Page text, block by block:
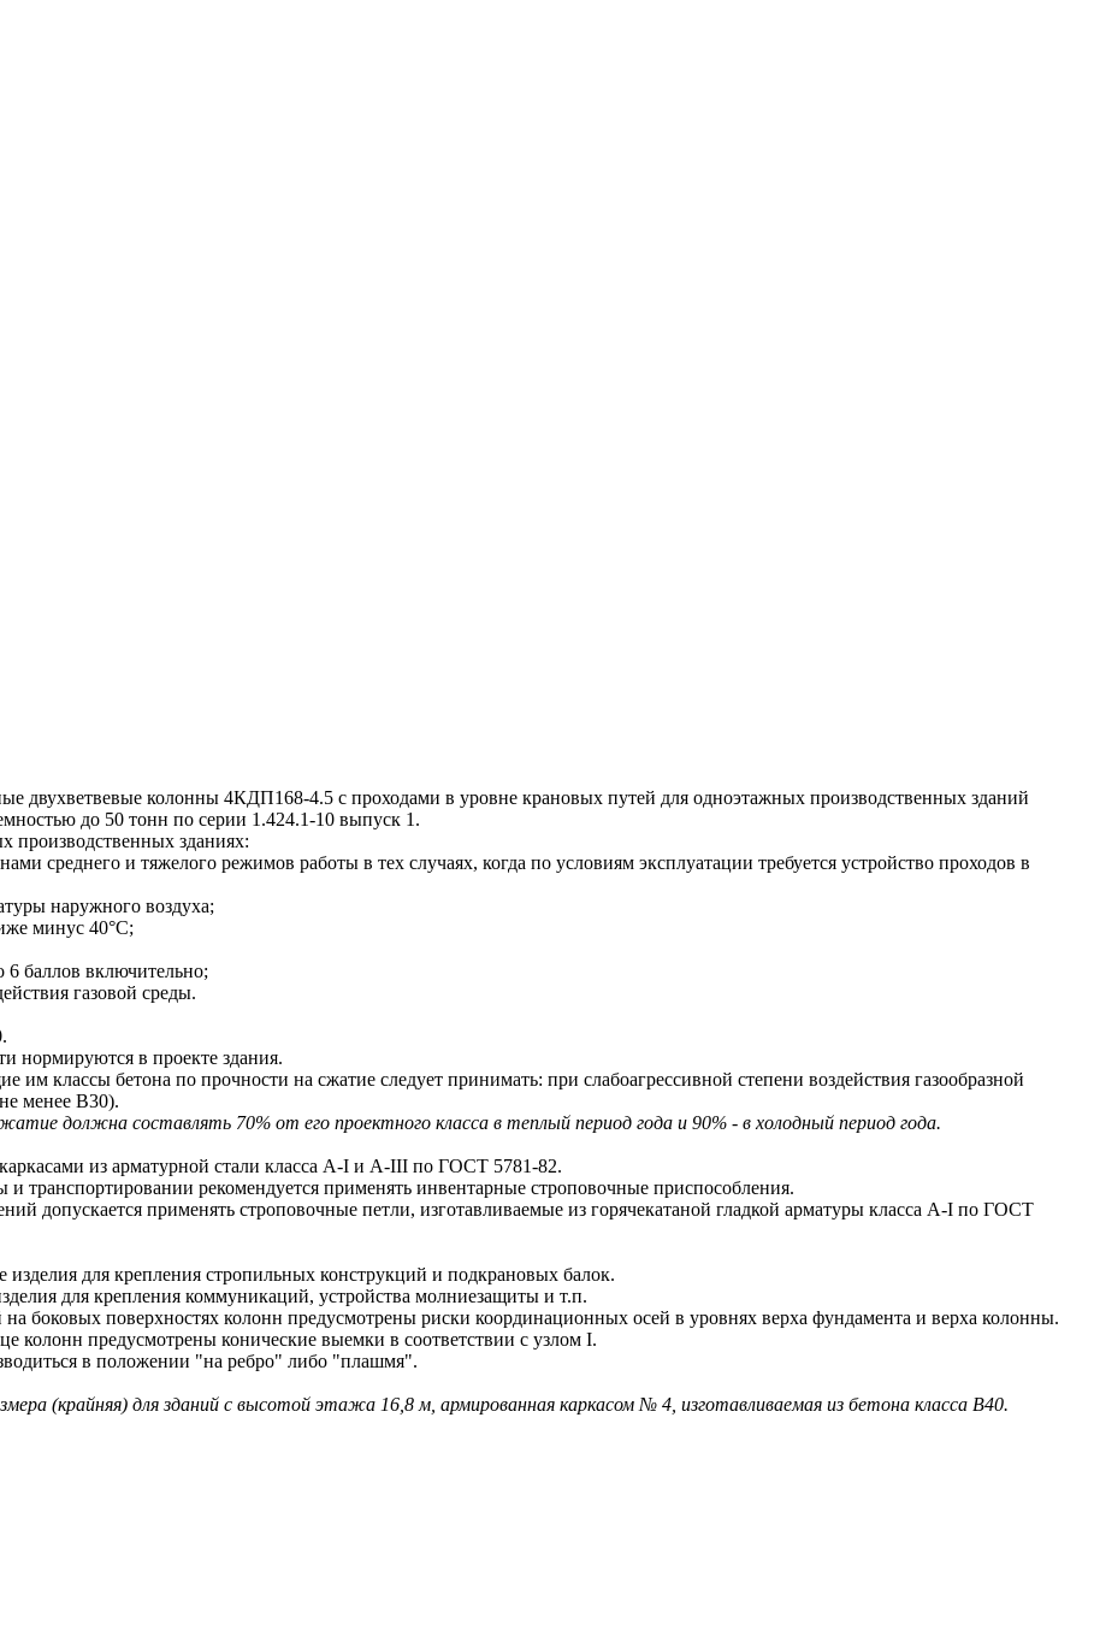
двухветвевые колонны 4КДП168-4.5 с проходами в уровне крановых путей для одноэтажных производственных зданий
до 50 тонн по серии 1.424.1-10 выпуск 1.
зданиях:
среднего и тяжелого режимов работы в тех случаях, когда по условиям эксплуатации требуется устройство проходов в
наружного воздуха;
минус 40°С;
6 баллов включительно;
газовой среды.
нормируются в проекте здания.
классы бетона по прочности на сжатие следует принимать: при слабоагрессивной степени воздействия газообразной
менее В30).
должна составлять 70% от его проектного класса в теплый период года и 90% - в холодный период года.
из арматурной стали класса A-I и A-III по ГОСТ 5781-82.
рекомендуется применять инвентарные строповочные приспособления.
допускается применять строповочные петли, изготавливаемые из горячекатаной гладкой арматуры класса A-I по ГОСТ
для крепления стропильных конструкций и подкрановых балок.
для крепления коммуникаций, устройства молниезащиты и т.п.
поверхностях колонн предусмотрены риски координационных осей в уровнях верха фундамента и верха колонны.
предусмотрены конические выемки в соответствии с узлом I.
в положении "на ребро" либо "плашмя".
(крайняя) для зданий с высотой этажа 16,8 м, армированная каркасом № 4, изготавливаемая из бетона класса В40.